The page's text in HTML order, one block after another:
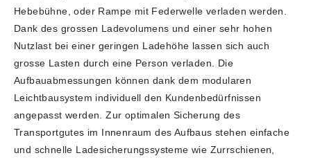
Hebebühne, oder Rampe mit Federwelle verladen werden.
Dank des grossen Ladevolumens und einer sehr hohen
Nutzlast bei einer geringen Ladehöhe lassen sich auch
grosse Lasten durch eine Person verladen. Die
Aufbauabmessungen können dank dem modularen
Leichtbausystem individuell den Kundenbedürfnissen
angepasst werden. Zur optimalen Sicherung des
Transportgutes im Innenraum des Aufbaus stehen einfache
und schnelle Ladesicherungssysteme wie Zurrschienen,